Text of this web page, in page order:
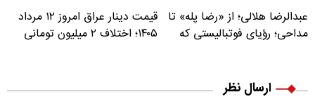
عبدالرضا هلالی؛ از «رضا پله» تا
مداحی؛ رؤیای فوتبالیستی که
قیمت دینار عراق امروز ۱۲ مرداد
۱۴۰۵؛ اختلاف ۲ میلیون تومانی
ارسال نظر